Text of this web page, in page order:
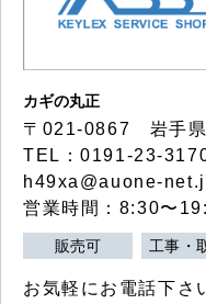
カギの丸正
〒021-0867 岩手県
TEL：0191-23-
h49xa@auone-
営業時間：8:30〜
販売可 工事・
お気軽にお電話下さ